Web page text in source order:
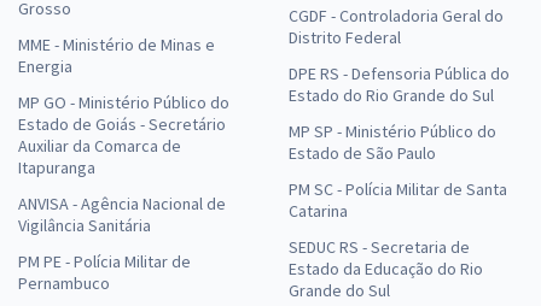
Grosso
MME - Ministério de Minas e
Energia
MP GO - Ministério Público do
Estado de Goiás - Secretário
Auxiliar da Comarca de
Itapuranga
ANVISA - Agência Nacional de
Vigilância Sanitária
PM PE - Polícia Militar de
Pernambuco
CGDF - Controladoria Geral do
Distrito Federal
DPE RS - Defensoria Pública do
Estado do Rio Grande do Sul
MP SP - Ministério Público do
Estado de São Paulo
PM SC - Polícia Militar de Santa
Catarina
SEDUC RS - Secretaria de
Estado da Educação do Rio
Grande do Sul